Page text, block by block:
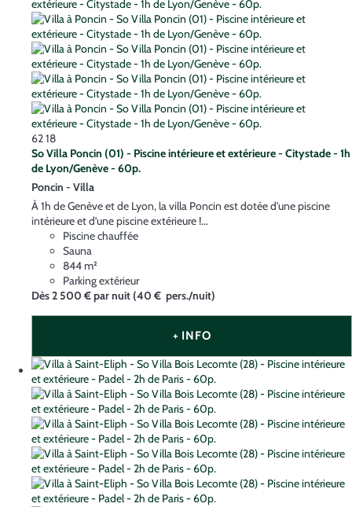
6218
So Villa Poncin (01) - Piscine intérieure et extérieure - Citystade - 1h
de Lyon/Genève - 60p.
Poncin - Villa
À 1h de Genève et de Lyon, la villa Poncin est dotée d'une piscine
intérieure et d’une piscine extérieure !...
Piscine chauffée
Sauna
844 m²
Parking extérieur
Dès2 500 €par nuit(40 € pers./nuit)
+ INFO